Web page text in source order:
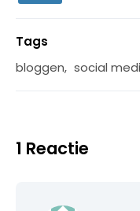
Tags
bloggen, social
1 Reactie